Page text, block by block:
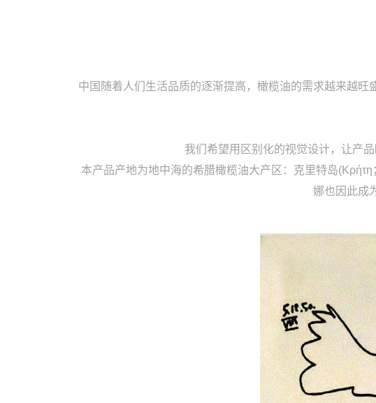
中国随着人们生活品质的逐渐提高，橄榄油的需求越来越
我们希望用区别化的视觉设计，让产
本产品产地为地中海的希腊橄榄油大产区：克里特岛
娜也因此成